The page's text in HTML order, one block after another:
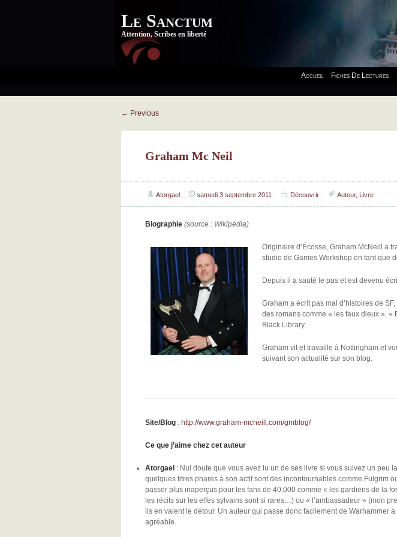
Le Sanctum
Attention, Scribes en liberté
Accueil Fiches De Lectures
← Previous
Graham Mc Neil
Atorgael samedi 3 septembre 2011 Découvrir Auteur, Livre
Biographie (source : Wikipédia)
Originaire d’Écosse, Graham McNeill a
studio de Games Workshop en tant que
Depuis il a sauté le pas et est devenu
Graham a écrit pas mal d’histoires de
des romans comme « les faux dieux », «
Black Library
Graham vit et travaille à Nottingham et
suivant son actualité sur son blog.
Site/Blog : http://www.graham-mcneill.com/gmblog/
Ce que j’aime chez cet auteur
Atorgael : Nul doute que vous avez lu un de ses livre si vous suivez un peu
quelques titres phares à son actif sont des incontournables comme Fulgrim
passer plus inaperçus pour les fans de 40.000 comme « les gardiens de la
les récits sur les elfes sylvains sont si rares…) ou « l’ambassadeur » (mon
ils en valent le détour. Un auteur qui passe donc facilement de Warhammer à
agréable.